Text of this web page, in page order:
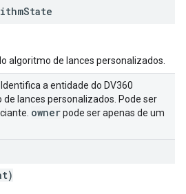
State
algoritmo de lances personalizados.
. Identifica a entidade do DV360
lances personalizados. Pode ser
ownerpode ser apenas de um